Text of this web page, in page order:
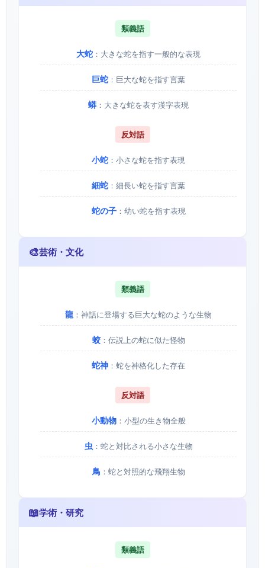
類義語
大蛇 ：大きな蛇を指す一般的な表現
巨蛇 ：巨大な蛇を指す言葉
蟒 ：大きな蛇を表す漢字表現
反対語
小蛇 ：小さな蛇を指す表現
細蛇 ：細長い蛇を指す言葉
蛇の子：幼い蛇を指す表現
🎨芸術・文化
類義語
龍 ：神話に登場する巨大な蛇のような生物
蛟：伝説上の蛇に似た怪物
蛇神 ：蛇を神格化した存在
反対語
小動物：小型の生き物全般
虫：蛇と対比される小さな生物
鳥 ：蛇と対照的な飛翔生物
📖学術・研究
類義語